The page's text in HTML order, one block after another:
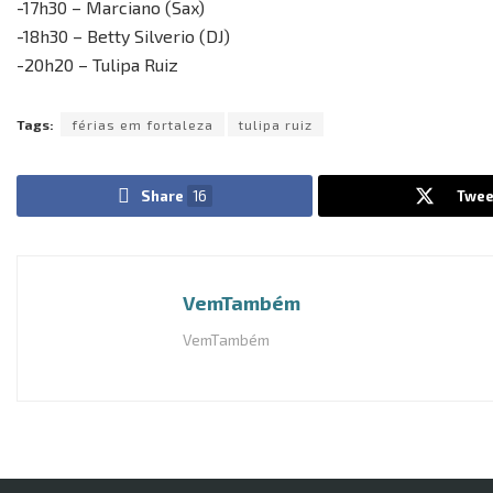
-17h30 – Marciano (Sax)
-18h30 – Betty Silverio (DJ)
-20h20 – Tulipa Ruiz
Tags: férias em fortaleza tulipa ruiz
Share 16
VemTambém
VemTambém